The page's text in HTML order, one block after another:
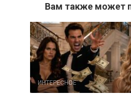
Вам также может
ИНТЕРЕСНОЕ